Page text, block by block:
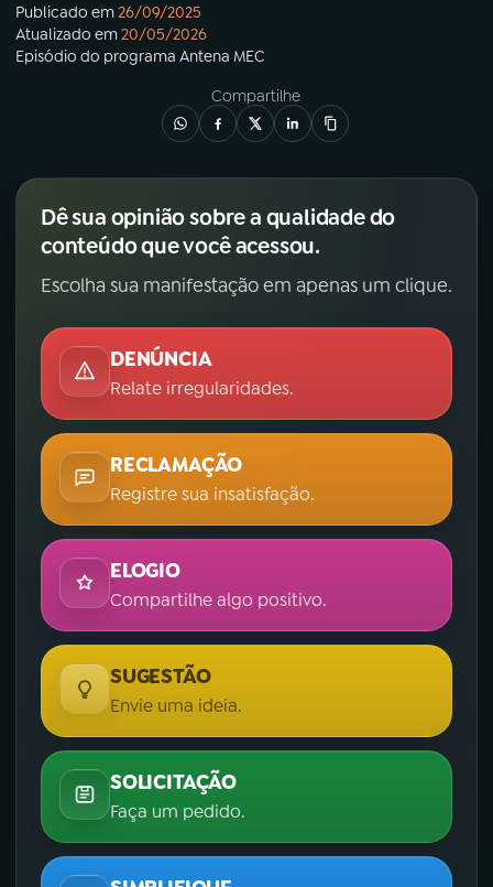
Publicado em26/09/2025
Atualizado em20/05/2026
Episódio do programa Antena MEC
Compartilhe
Dê sua opinião sobre a qualidade do
conteúdo que você acessou.
Escolha sua manifestação em apenas um clique.
DENÚNCIA
Relate irregularidades.
RECLAMAÇÃO
Registre sua insatisfação.
ELOGIO
Compartilhe algo positivo.
SUGESTÃO
Envie uma ideia.
SOLICITAÇÃO
Faça um pedido.